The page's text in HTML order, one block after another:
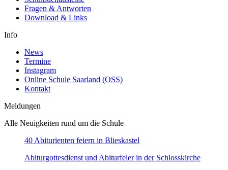
Fragen & Antworten
Download & Links
Info
News
Termine
Instagram
Online Schule Saarland (OSS)
Kontakt
Meldungen
Alle Neuigkeiten rund um die Schule
40 Abiturienten feiern in Blieskastel
Abiturgottesdienst und Abiturfeier in der Schlosskirche